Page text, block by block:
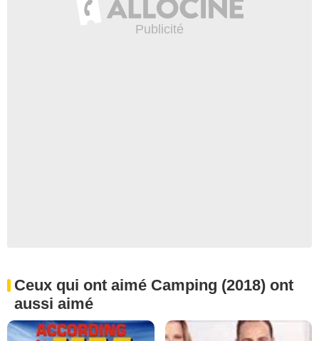
Ceux qui ont aimé Camping (2018) ont
aussi aimé